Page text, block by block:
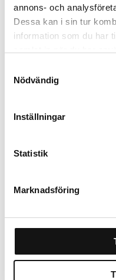
annons- och
Dessa kan i sin tur
information som du har
Nödvändig
Inställningar
Statistik
Marknadsföring
Ferramol Snigel Effekt
Finns i lager